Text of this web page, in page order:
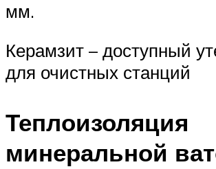
мм.
Керамзит – доступный
для очистных станций
Теплоизоляция
минеральной